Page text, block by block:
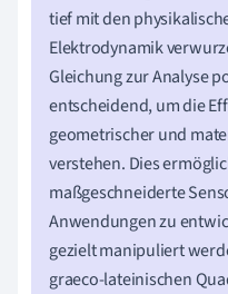
tief mit den
Elektrodynamik
Gleichung zur Analyse
entscheidend, um die
geometrischer und
verstehen. Dies
maßgeschneiderte
Anwendungen zu
gezielt manipuliert
graeco-lateinischen